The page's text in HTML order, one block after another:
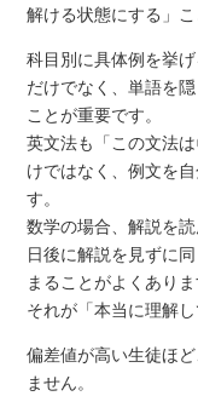
解ける状態にする」こ
科目別に具体例を挙
だけでなく、単語を
ことが重要です。
英文法も「この文法
けではなく、例文を
す。
数学の場合、解説を
日後に解説を見ずに
まることがよくありま
それが「本当に理解
偏差値が高い生徒ほ
ません。